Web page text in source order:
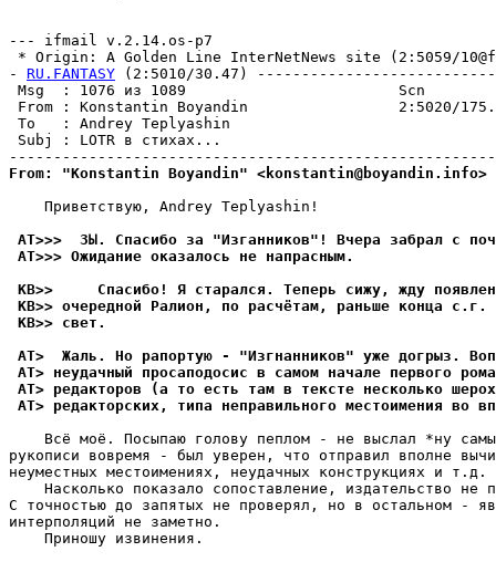
--- ifmail v.2.14.os-p7
* Origin: A Golden Line InterNetNews site (2:5059/
- RU.FANTASY (2:5010/30.47)
Msg  : 1076 из 1089                        Scn
From : Konstantin Boyandin                 2:5020/
To   : Andrey Teplyashin
Subj : LOTR в стихах...
From: "Konstantin Boyandin" <konstantin@boyandin.info>
    Приветствую, Andrey Teplyashin!
AT>>>  ЗЫ. Спасибо за "Изганников"! Вчера забрал с
AT>>> Ожидание оказалось не напрасным.
KB>>     Спасибо! Я старался. Теперь сижу, жду
KB>> очередной Ралион, по расчётам, раньше конца
KB>> свет.
AT>  Жаль. Но рапортую - "Изгнанников" уже догрыз.
AT> неудачный просаподосис в самом начале первого
AT> редакторов (а то есть там в тексте несколько
AT> редакторских, типа неправильного местоимения во
Всё моё. Посыпаю голову пеплом - не выслал *ну
рукописи вовремя - был уверен, что отправил вполне
неуместных местоимениях, неудачных конструкциях и т.д.
Насколько показало сопоставление, издательство не
С точностью до запятых не проверял, но в остальном -
интерполяций не заметно.
    Приношу извинения.